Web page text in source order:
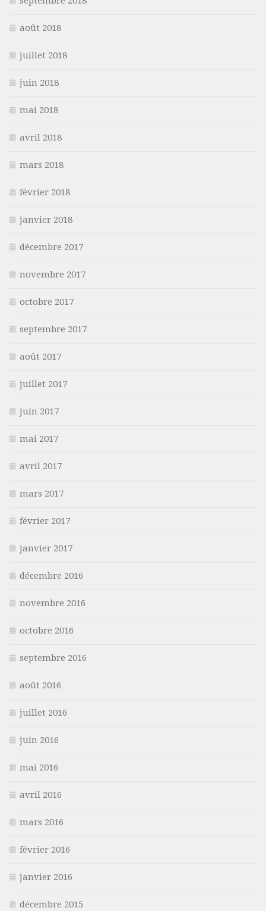
août 2018
juillet 2018
juin 2018
mai 2018
avril 2018
mars 2018
février 2018
janvier 2018
décembre 2017
novembre 2017
octobre 2017
septembre 2017
août 2017
juillet 2017
juin 2017
mai 2017
avril 2017
mars 2017
février 2017
janvier 2017
décembre 2016
novembre 2016
octobre 2016
septembre 2016
août 2016
juillet 2016
juin 2016
mai 2016
avril 2016
mars 2016
février 2016
janvier 2016
décembre 2015